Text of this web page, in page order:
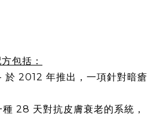
包括：
於 2012 年推出，一項針對暗瘡
種 28 天對抗皮膚衰老的系統，